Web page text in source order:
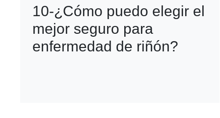
médico, nutrición especializada,
transporte a clínicas de diálisis y
asesoría en trámites médicos.
10-¿Cómo puedo elegir el
mejor seguro para
enfermedad de riñón?